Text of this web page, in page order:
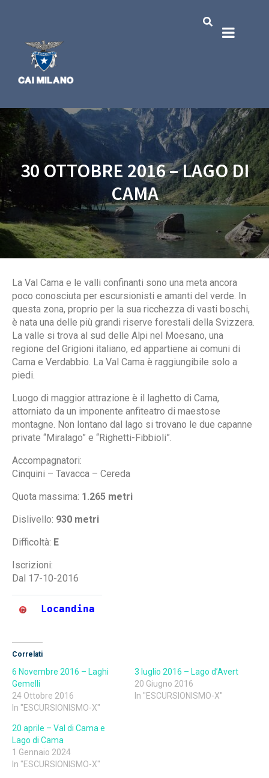
30 OTTOBRE 2016 – LAGO DI
CAMA
La Val Cama e le valli confinanti sono una meta ancora
poco conosciuta per escursionisti e amanti del verde. In
questa zona, proprio per la sua ricchezza di vasti boschi,
è nata una delle più grandi riserve forestali della Svizzera.
La valle si trova al sud delle Alpi nel Moesano, una
regione del Grigioni italiano, ed appartiene ai comuni di
Cama e Verdabbio. La Val Cama è raggiungibile solo a
piedi.
Luogo di maggior attrazione è il laghetto di Cama,
attorniato da un imponente anfiteatro di maestose
montagne. Non lontano dal lago si trovano le due capanne
private “Miralago” e “Righetti-Fibbioli”.
Accompagnatori:
Cinquini – Tavacca – Cereda
Quota massima: 1.265 metri
Dislivello: 930 metri
Difficoltà: E
Iscrizioni:
Dal 17-10-2016
Locandina
Correlati
6 Novembre 2016 – Laghi
Gemelli
24 Ottobre 2016
In "ESCURSIONISMO-X"
3 luglio 2016 – Lago d’Avert
20 Giugno 2016
In "ESCURSIONISMO-X"
20 aprile – Val di Cama e
Lago di Cama
1 Gennaio 2024
In "ESCURSIONISMO-X"